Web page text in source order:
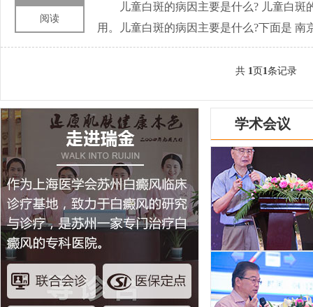
阅读
儿童白斑的病因主要是什么? 儿童白
用。儿童白斑的病因主要是什么?下面是
共 1页1条记录
学术会议